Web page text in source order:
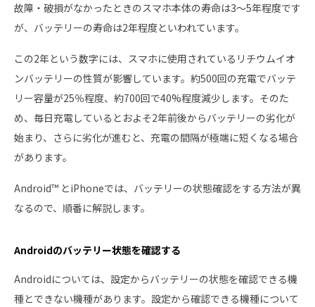
故障・破損がなかったときのスマホ本体の寿命は3～5年程度です
が、バッテリーの寿命は2年程度といわれています。
この2年という数字には、スマホに使用されているリチウムイオ
ンバッテリーの性質が影響しています。約500回の充電でバッテ
リー容量が25％程度、約700回で40%程度減少します。そのた
め、毎日充電しているとおよそ2年前後からバッテリーの劣化が
始まり、さらに劣化が進むと、充電の間隔が極端に短くなる場合
があります。
Android™ とiPhoneでは、バッテリーの状態確認をする方法が異
なるので、順番に解説します。
Androidのバッテリー状態を確認する
Androidについては、設定からバッテリーの状態を確認できる機
種とできない機種があります。設定から確認できる機種について